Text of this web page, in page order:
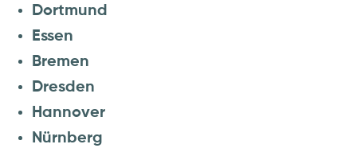
Dortmund
Essen
Bremen
Dresden
Hannover
Nürnberg